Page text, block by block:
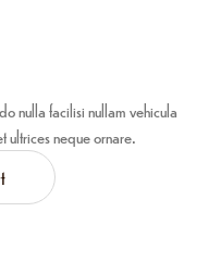
nulla facilisi nullam vehicula
ultrices neque ornare.